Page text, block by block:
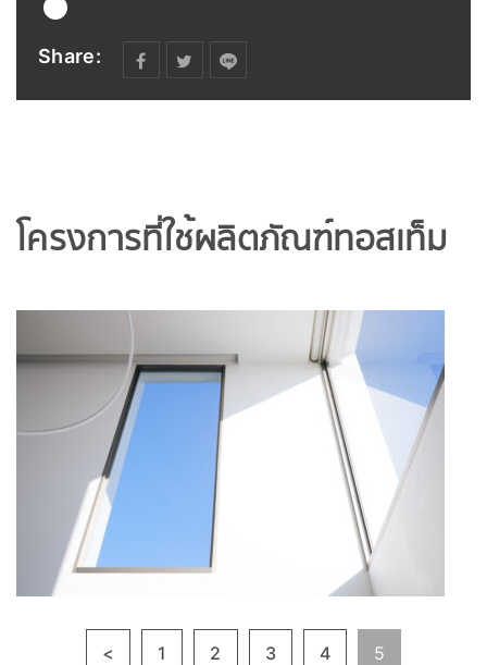
Share:
โครงการที่ใช้ผลิตภัณฑ์ทอสเท็ม
< 1 2 3 4 5